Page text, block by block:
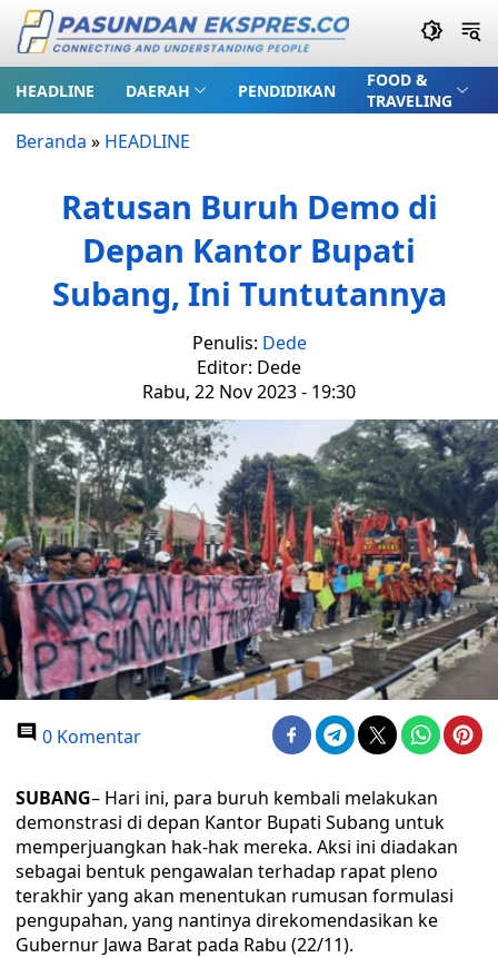
HEADLINE DAERAH PENDIDIKAN
FOOD &
TRAVELING
Beranda » HEADLINE
Ratusan Buruh Demo di
Depan Kantor Bupati
Subang, Ini Tuntutannya
Penulis: Dede
Editor: Dede
Rabu, 22 Nov 2023 - 19:30
0 Komentar
SUBANG– Hari ini, para buruh kembali melakukan
demonstrasi di depan Kantor Bupati Subang untuk
memperjuangkan hak-hak mereka. Aksi ini diadakan
sebagai bentuk pengawalan terhadap rapat pleno
terakhir yang akan menentukan rumusan formulasi
pengupahan, yang nantinya direkomendasikan ke
Gubernur Jawa Barat pada Rabu (22/11).